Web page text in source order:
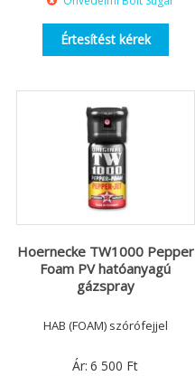
Értesítést kérek
Hoernecke TW1000 Pepper
Foam PV hatóanyagú
gázspray
HAB (FOAM) szórófejjel
Ár: 6 500 Ft